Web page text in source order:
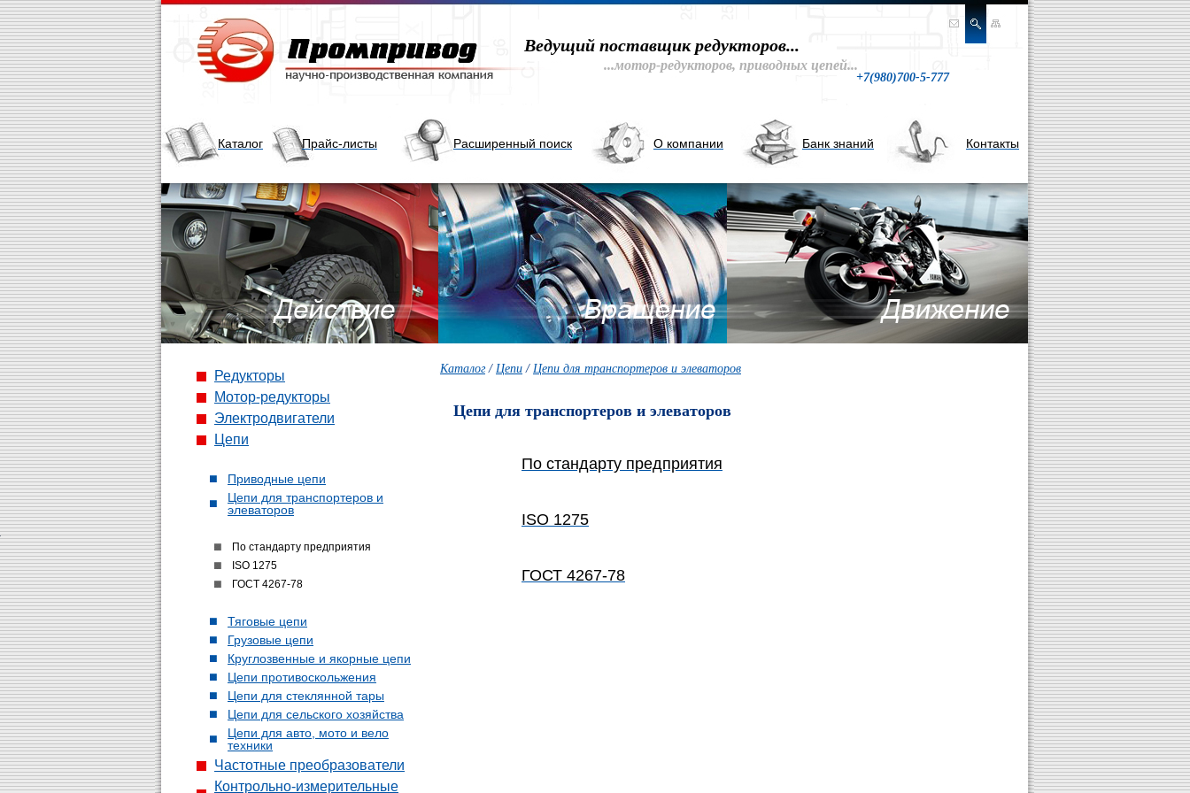
Ведущий поставщик редукторов...
...мотор-редукторов, приводных цепей...
+7(980)700-5-777
Каталог Прайс-листы Расширенный поиск О компании Банк знаний Контакты
Редукторы
Мотор-редукторы
Электродвигатели
Цепи
Приводные цепи
Цепи для транспортеров и
элеваторов
По стандарту предприятия
ISO 1275
ГОСТ 4267-78
Тяговые цепи
Грузовые цепи
Круглозвенные и якорные цепи
Цепи противоскольжения
Цепи для стеклянной тары
Цепи для сельского хозяйства
Цепи для авто, мото и вело
техники
Частотные преобразователи
Контрольно-измерительные
Каталог / Цепи / Цепи для транспортеров и элеваторов
Цепи для транспортеров и элеваторов
По стандарту предприятия
ISO 1275
ГОСТ 4267-78